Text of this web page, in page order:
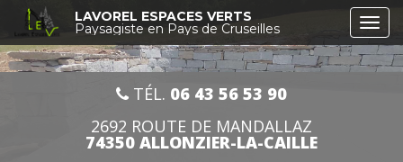
contenu
principal
LAVOREL ESPACES VERTS
Paysagiste en Pays de Cruseilles
TÉL. 06 43 56 53 90
2692 ROUTE DE MANDALLAZ
74350 ALLONZIER-LA-CAILLE